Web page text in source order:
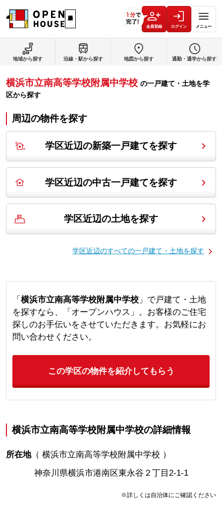
会員登録 ログイン メニュー
地域から探す 沿線・駅から探す 地図から探す 通勤・通学から探す
横浜市立南高等学校附属中学校 の一戸建て・土地を学
区から探す
周辺の物件を探す
学区近辺の新築一戸建てを探す
学区近辺の中古一戸建てを探す
学区近辺の土地を探す
学区近辺のすべての一戸建て・土地を探す
「 横浜市立南高等学校附属中学校」で戸建て・土地
を探すなら、「オープンハウス」。お客様のご住宅
探しのお手伝いをさせていただきます。お気軽にお
問い合わせください。
この学区の物件を紹介してもらう
横浜市立南高等学校附属中学校の詳細情報
所在地（ 横浜市立南高等学校附属中学校 ）
神奈川県横浜市港南区東永谷２丁目2-1-1
※詳しくは自治体にご確認ください